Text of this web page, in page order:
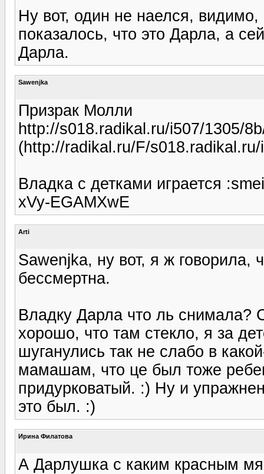
Ну вот, один не наелся,
показалось, что это Дарла, а
Дарла.
Sawenjka
Призрак Молли
http://s018.radikal.ru/i507/1305/
(http://radikal.ru/F/
Владка с детками играется
xVy-EGAMXwE
Arti
Sawenjka, ну вот, я ж говорила,
бессмертна.
Владку Дарла что ль снимала?
хорошо, что там стекло, я за
шуганулись так не слабо в
мамашам, что це был тоже
придурковатый. :) Ну и
это был. :)
Ирина Филатова
А Дарлушка с каким красным